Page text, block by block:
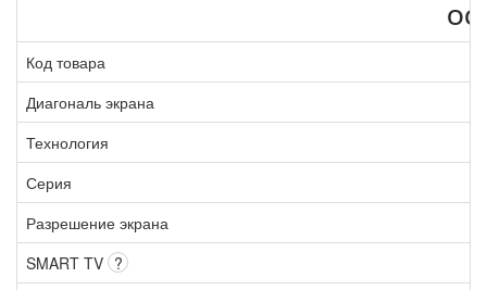
Код товара
Диагональ экрана
Технология
Серия
Разрешение экрана
SMART TV ?